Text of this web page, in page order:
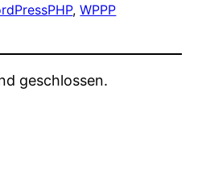
PHP, WPPP
geschlossen.